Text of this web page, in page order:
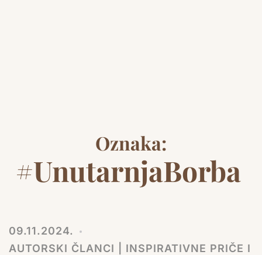
Oznaka:
#UnutarnjaBorba
09.11.2024.
AUTORSKI ČLANCI | INSPIRATIVNE PRIČE I